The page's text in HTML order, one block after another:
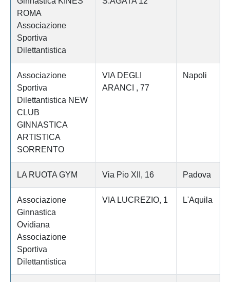
ROMA
Associazione
Sportiva
Dilettantistica
Associazione
Sportiva
Dilettantistica NEW
CLUB
GINNASTICA
ARTISTICA
SORRENTO
VIA DEGLI
ARANCI , 77
Napoli
LA RUOTA GYM Via Pio XII, 16 Padova
Associazione
Ginnastica
Ovidiana
Associazione
Sportiva
Dilettantistica
VIA LUCREZIO, 1 L'Aquila